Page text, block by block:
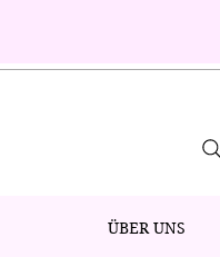
ÜBER UNS